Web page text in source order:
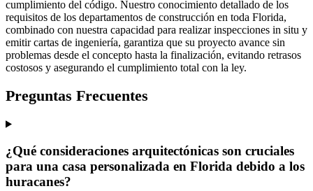
cumplimiento del código. Nuestro conocimiento detallado de los
requisitos de los departamentos de construcción en toda Florida,
combinado con nuestra capacidad para realizar inspecciones in situ y
emitir cartas de ingeniería, garantiza que su proyecto avance sin
problemas desde el concepto hasta la finalización, evitando retrasos
costosos y asegurando el cumplimiento total con la ley.
Preguntas Frecuentes
¿Qué consideraciones arquitectónicas son cruciales
para una casa personalizada en Florida debido a los
huracanes?